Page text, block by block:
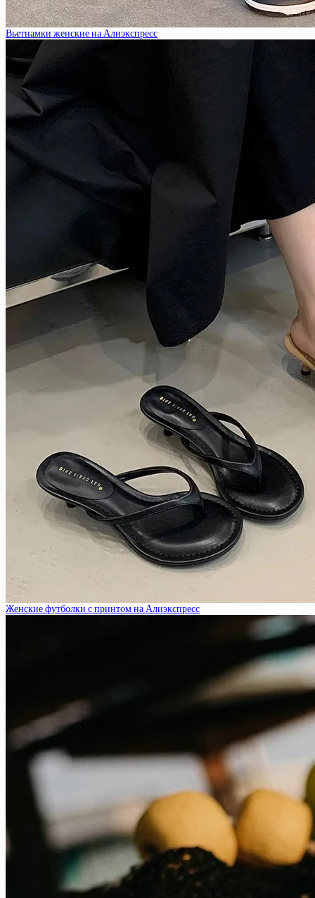
Вьетнамки женские на Алиэкспресс
Женские футболки с принтом на Алиэкспресс